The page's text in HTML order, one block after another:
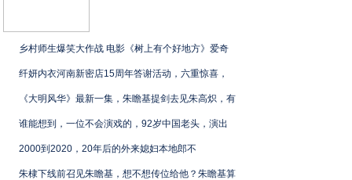
乡村师生爆笑大作战 电影《树上有个好地方》爱奇
纤妍内衣河南新密店15周年答谢活动，六重惊喜，
《大明风华》最新一集，朱瞻基提剑去见朱高炽，有
谁能想到，一位不会演戏的，92岁中国老头，演出
2000到2020，20年后的外来媳妇本地郎不
朱棣下线前召见朱瞻基，想不想传位给他？朱瞻基算